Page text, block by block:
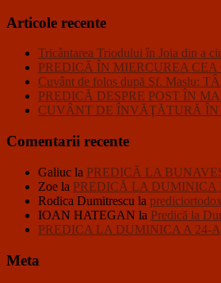
Articole recente
Tricântarea Triodului în Joia din a
PREDICĂ ÎN MIERCUREA
Cuvânt de folos după Sf.
PREDICĂ DESPRE POST ÎN
CUVÂNT DE ÎNVĂŢĂTURĂ ÎN
Comentarii recente
Galiuc la PREDICĂ LA
Zoe la PREDICĂ LA
Rodica Dumitrescu la
IOAN HATEGAN la Predică la
PREDICA LA DUMINICA A 24-A
Meta